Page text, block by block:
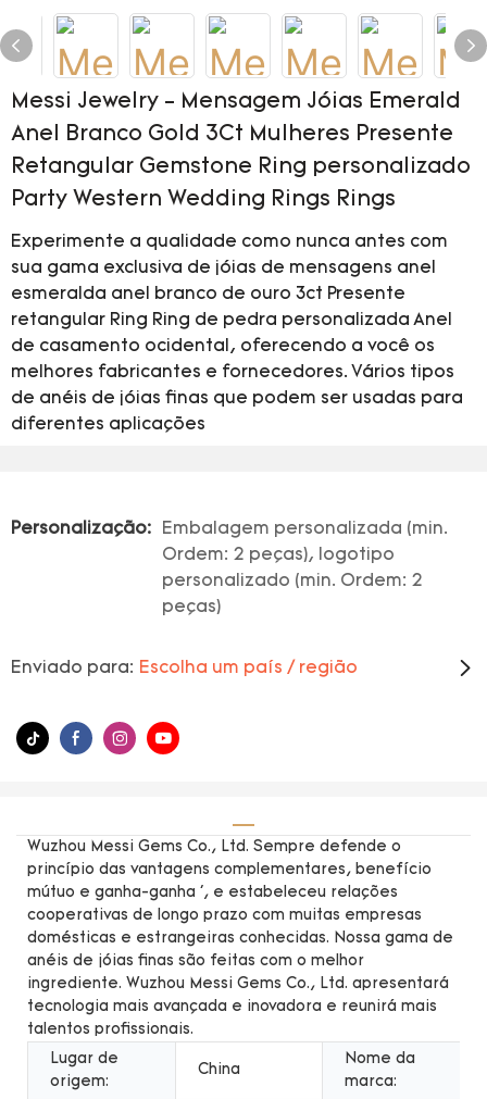
Messi Jewelry - Mensagem Jóias Emerald
Anel Branco Gold 3Ct Mulheres Presente
Retangular Gemstone Ring personalizado
Party Western Wedding Rings Rings
Experimente a qualidade como nunca antes com
sua gama exclusiva de jóias de mensagens anel
esmeralda anel branco de ouro 3ct Presente
retangular Ring Ring de pedra personalizada Anel
de casamento ocidental, oferecendo a você os
melhores fabricantes e fornecedores. Vários tipos
de anéis de jóias finas que podem ser usadas para
diferentes aplicações
Personalização:
Embalagem personalizada (min.
Ordem: 2 peças), logotipo
personalizado (min. Ordem: 2
peças)
Enviado para: Escolha um país / região
Wuzhou Messi Gems Co., Ltd. Sempre defende o
princípio das vantagens complementares, benefício
mútuo e ganha-ganha ', e estabeleceu relações
cooperativas de longo prazo com muitas empresas
domésticas e estrangeiras conhecidas. Nossa gama de
anéis de jóias finas são feitas com o melhor
ingrediente. Wuzhou Messi Gems Co., Ltd. apresentará
tecnologia mais avançada e inovadora e reunirá mais
talentos profissionais.
Lugar de
origem:
China
Nome da
marca: